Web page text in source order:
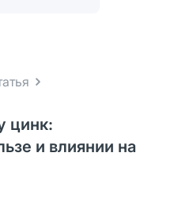
цинк:
и влиянии на